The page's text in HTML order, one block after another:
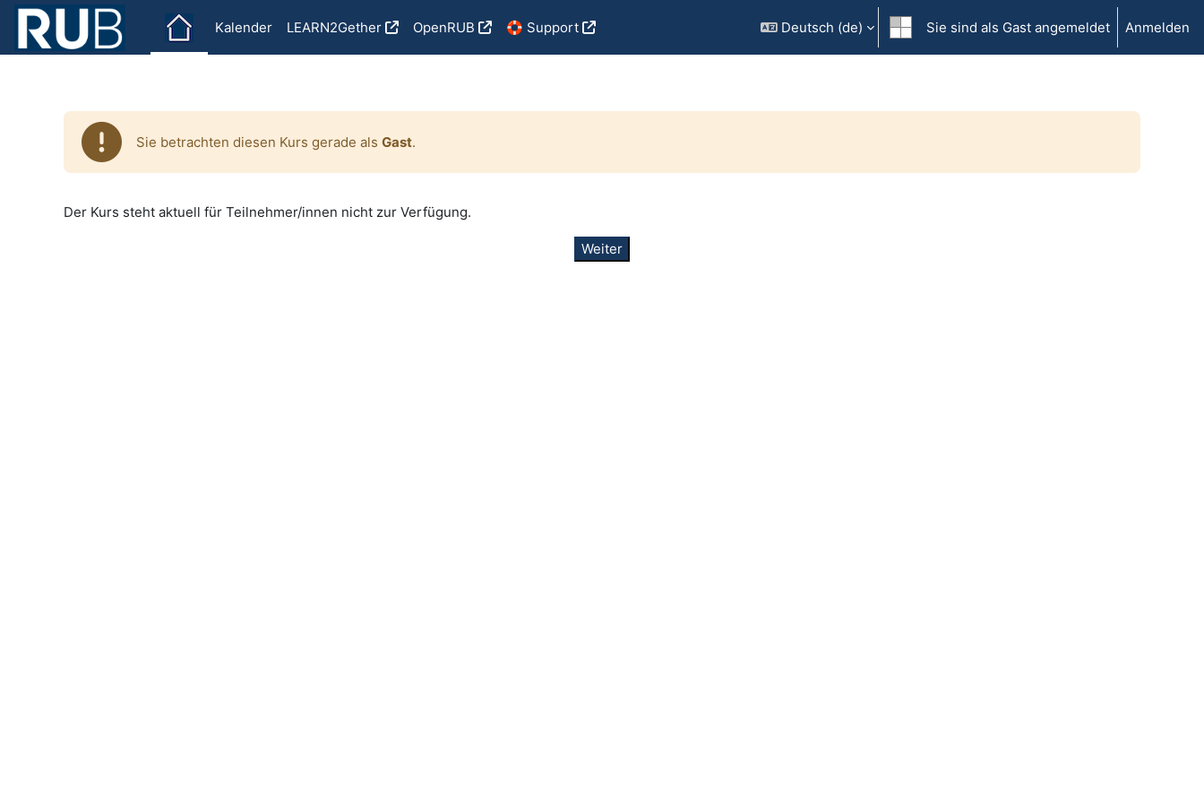
Zum Hauptinhalt
Kalender
LEARN2Gether OpenRUB 🛟 Support Deutsch ‎(de)‎ Sie sind als Gast angemeldet Anmelden
Sie betrachten diesen Kurs gerade als Gast.
Der Kurs steht aktuell für Teilnehmer/innen nicht zur Verfügung.
Weiter